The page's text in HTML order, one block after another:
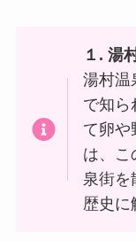
１. 湯
湯村温
で知ら
て卵や
は、こ
泉街を
歴史に